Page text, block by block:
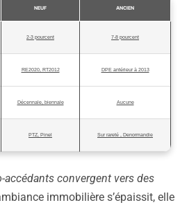
NEUF ANCIEN
2-3 pourcent 7-8 pourcent
RE2020, RT2012 DPE antérieur à 2013
Décennale, biennale Aucune
PTZ, Pinel Sur rareté , Denormandie
convergent vers des
immobilière s’épaissit, elle